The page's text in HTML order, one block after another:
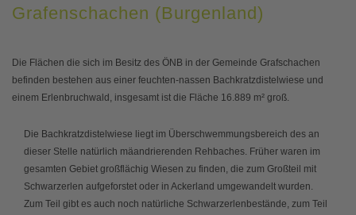
Grafenschachen (Burgenland)
Die Flächen die sich im Besitz des ÖNB in der Gemeinde Grafschachen
befinden bestehen aus einer feuchten-nassen Bachkratzdistelwiese und
einem Erlenbruchwald, insgesamt ist die Fläche 16.889 m² groß.
Die Bachkratzdistelwiese liegt im Überschwemmungsbereich des an
dieser Stelle natürlich mäandrierenden Rehbaches. Früher waren im
gesamten Gebiet großflächig Wiesen zu finden, die zum Großteil mit
Schwarzerlen aufgeforstet oder in Ackerland umgewandelt wurden.
Zum Teil gibt es auch noch natürliche Schwarzerlenbestände, zum Teil